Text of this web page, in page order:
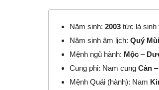
Năm sinh: 2003tức là sinh
Năm sinh âm lịch: Quý Mùi
Mệnh ngũ hành: Mộc–
Cung phi: Nam cung Càn–
Mệnh Quái (hành): Nam